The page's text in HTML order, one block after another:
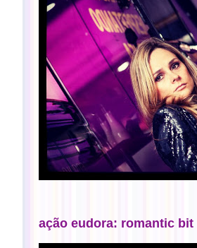
ação eudora: romantic bit